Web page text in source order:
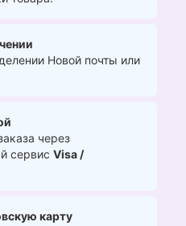
Новой почты или
через
сервис Visa /
карту